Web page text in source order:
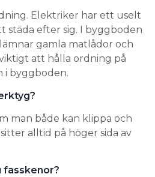
Elektriker har ett uselt
städa efter sig. I byggboden
gamla matlådor och
att hålla ordning på
i byggboden.
man både kan klippa och
alltid på höger sida av
fasskenor?